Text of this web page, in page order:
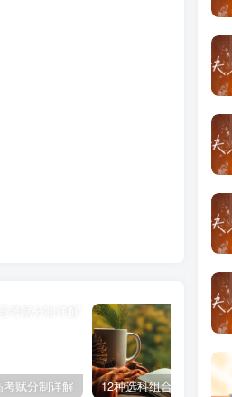
。”父母都希望养出一
看孩子，其实，他们
子有动力和信心继续
孩子愿意动手，就要
，错误的教育方向与
为更好的人，而不是
考赋分制详解 12种选科组合优劣势